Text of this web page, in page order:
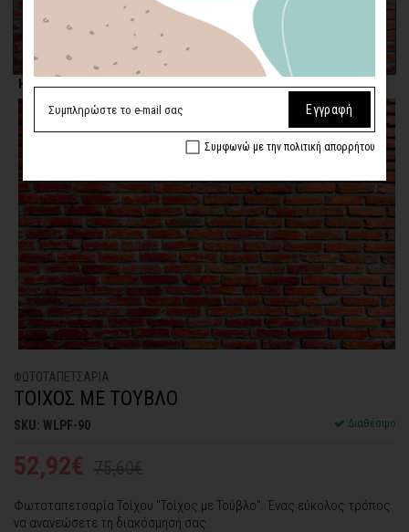
Η επιλογή σας
ΦΩΤΟΤΑΠΕΤΣΑΡΙA
ΤΟΙΧΟΣ ΜΕ ΤΟΥΒΛΟ
SKU: WLPF-90 Διαθέσιμο
52,92€
Φωτοταπετσαρία Τοίχου "Τοίχος με Τούβλο". Ένας εύκολος τρόπος
να ανανεώσετε τη διακόσμησή σας.
Εγγραφή
Συμφωνώ με την πολιτική απορρήτου